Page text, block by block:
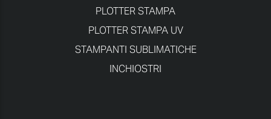
PLOTTER STAMPA
PLOTTER STAMPA UV
STAMPANTI SUBLIMATICHE
INCHIOSTRI